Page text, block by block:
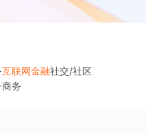
互联网金融社交/社区
务